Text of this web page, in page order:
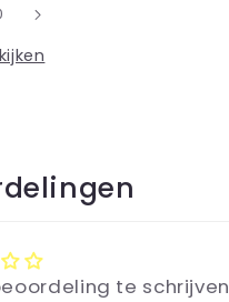
te schrijven